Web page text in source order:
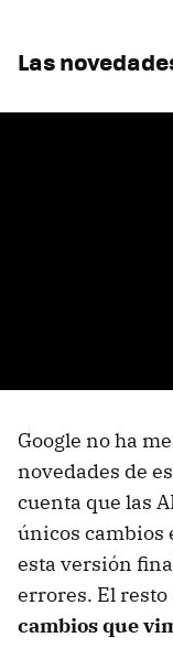
Las
Google no ha
novedades de
cuenta que las
únicos cambios
esta versión
errores. El
cambios que